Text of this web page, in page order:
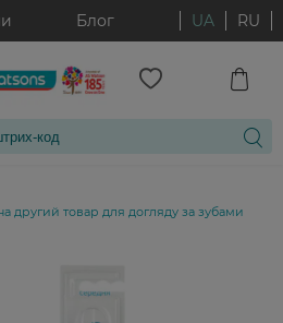
Блог UA RU
другий товар для догляду за зубами